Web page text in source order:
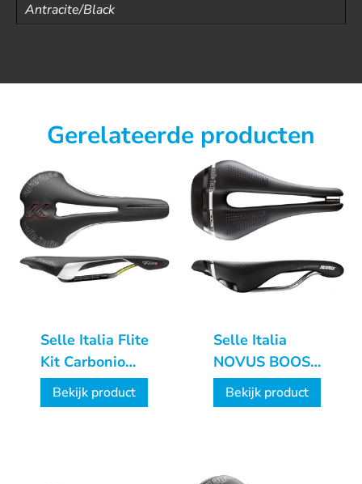
Antracite/Black
Gerelateerde producten
Selle Italia Flite
Kit Carbonio
Flow
Bekijk product
Selle Italia
NOVUS BOOST
SUPERFLOW
L3
Bekijk product